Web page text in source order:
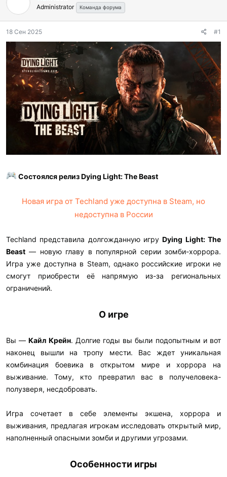
Administrator Команда форума
18 Сен 2025 #1
Состоялся релиз Dying Light: The Beast
Новая игра от Techland уже доступна в Steam, но
недоступна в России
Techland представила долгожданную игруDying Light: The
Beast — новую главу в популярной серии зомби-хоррора.
Игра уже доступна в Steam, однако российские игроки не
смогут приобрести её напрямую из-за региональных
ограничений.​
О игре
Вы —Кайл Крейн. Долгие годы вы были подопытным и вот
наконец вышли на тропу мести. Вас ждет уникальная
комбинация боевика в открытом мире и хоррора на
выживание. Тому, кто превратил вас в получеловека-
полузверя, несдобровать.
Игра сочетает в себе элементы экшена, хоррора и
выживания, предлагая игрокам исследовать открытый мир,
наполненный опасными зомби и другими угрозами.​
Особенности игры